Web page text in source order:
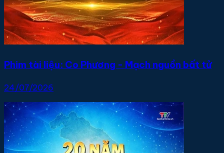
Phim tài liệu: Co Phương - Mạch nguồn bất tử
24/07/2026